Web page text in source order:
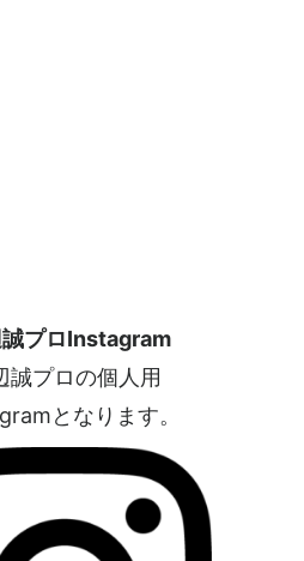
プロInstagram
誠プロの個人用
となります。